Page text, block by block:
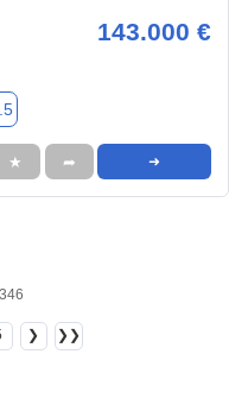
143.000 €
★ ➦ ➜
❯ ❯❯